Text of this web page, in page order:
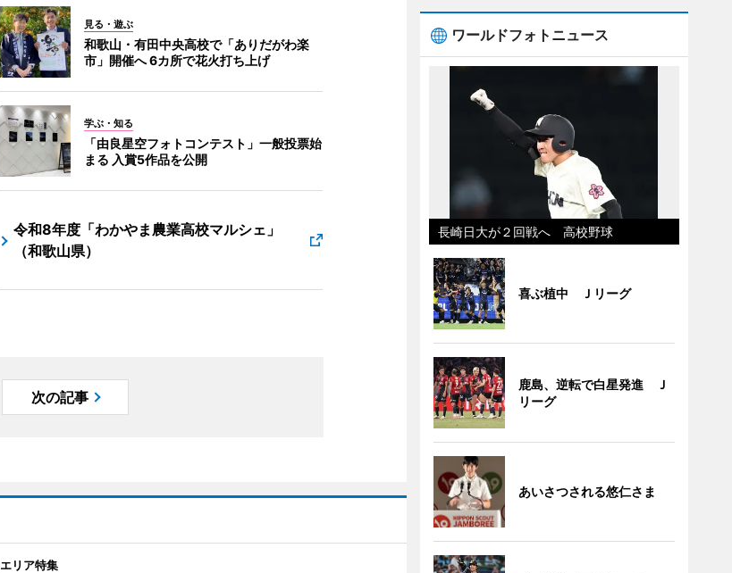
見る・遊ぶ
和歌山・有田中央高校で「ありだがわ楽
市」開催へ 6カ所で花火打ち上げ
学ぶ・知る
「由良星空フォトコンテスト」一般投票始
まる 入賞5作品を公開
令和8年度「わかやま農業高校マルシェ」
（和歌山県）
次の記事
エリア特集
ワールドフォトニュース
長崎日大が２回戦へ 高校野球
喜ぶ植中 Ｊリーグ
鹿島、逆転で白星発進 Ｊ
リーグ
あいさつされる悠仁さま